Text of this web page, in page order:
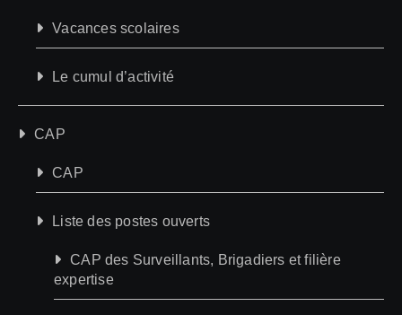
Vacances scolaires
Le cumul d’activité
CAP
CAP
Liste des postes ouverts
CAP des Surveillants, Brigadiers et filière
expertise